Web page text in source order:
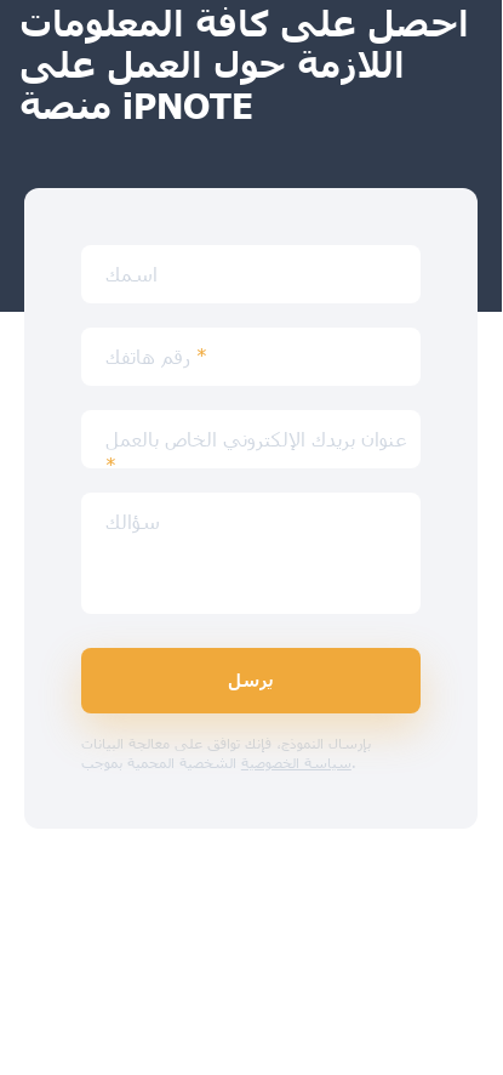
احصل على كافة المعلومات
اللازمة حول العمل على
منصة iPNOTE
اسمك
*
عنوان بريدك الإلكتروني الخاص بالعمل
*
سؤالك
يرسل
بإرسال النموذج، فإنك توافق على معالجة البيانات
سياسة الخصوصية.